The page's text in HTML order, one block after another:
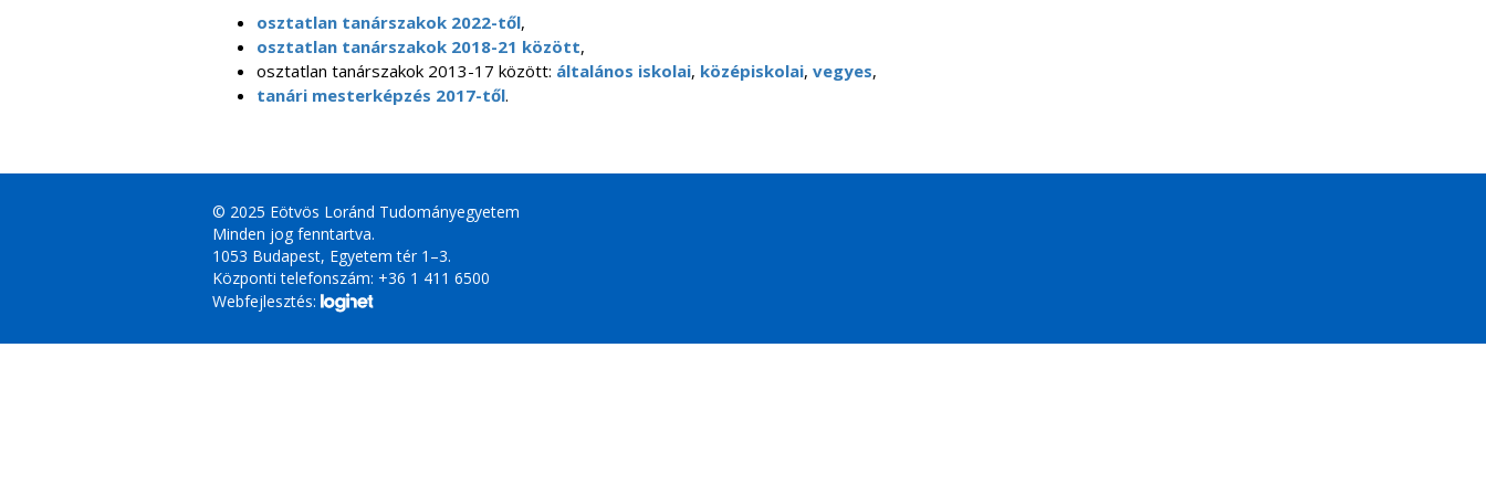
osztatlan tanárszakok 2022-től,
osztatlan tanárszakok 2018-21 között,
osztatlan tanárszakok 2013-17 között: általános iskolai, középiskolai, vegyes,
tanári mesterképzés 2017-től.
© 2025 Eötvös Loránd Tudományegyetem
Minden jog fenntartva.
1053 Budapest, Egyetem tér 1–3.
Központi telefonszám: +36 1 411 6500
Webfejlesztés: